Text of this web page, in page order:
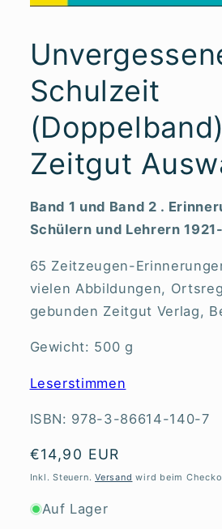
Schulzeit
Zeitgut
Band 1 und Band 2 .
Schülern und Lehrern
65 Zeitzeugen-
vielen Abbildungen,
gebunden Zeitgut Verlag,
Gewicht: 500 g
Leserstimmen
ISBN: 978-3-86614-140-7
Normaler
Preis
€14,90 EUR
Inkl. Steuern.Versand wird beim
Auf Lager